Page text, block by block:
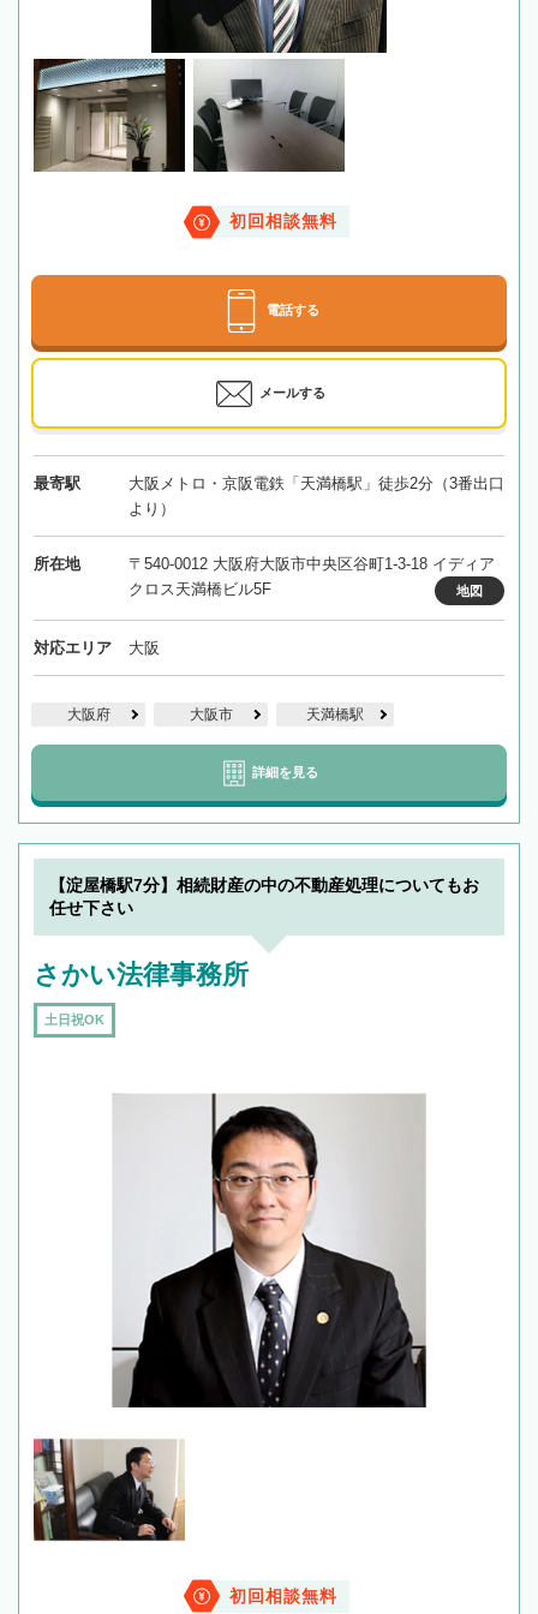
初回相談無料
電話する
メールする
最寄駅
大阪メトロ・京阪電鉄「天満橋駅」徒歩2分（3番出口
より）
所在地
〒540-0012 大阪府大阪市中央区谷町1-3-18 イディア
クロス天満橋ビル5F
地図
対応エリア 大阪
大阪府 大阪市 天満橋駅
詳細を見る
【淀屋橋駅7分】相続財産の中の不動産処理についてもお
任せ下さい
さかい法律事務所
土日祝OK
初回相談無料